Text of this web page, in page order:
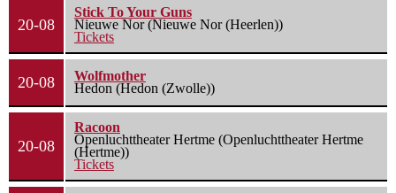
20-08
Stick To Your Guns
Nieuwe Nor (Nieuwe Nor (Heerlen))
Tickets
20-08
Wolfmother
Hedon (Hedon (Zwolle))
20-08
Racoon
Openluchttheater Hertme (Openluchttheater Hertme
(Hertme))
Tickets